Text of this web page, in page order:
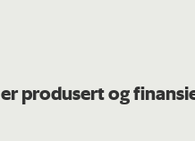
er produsert og